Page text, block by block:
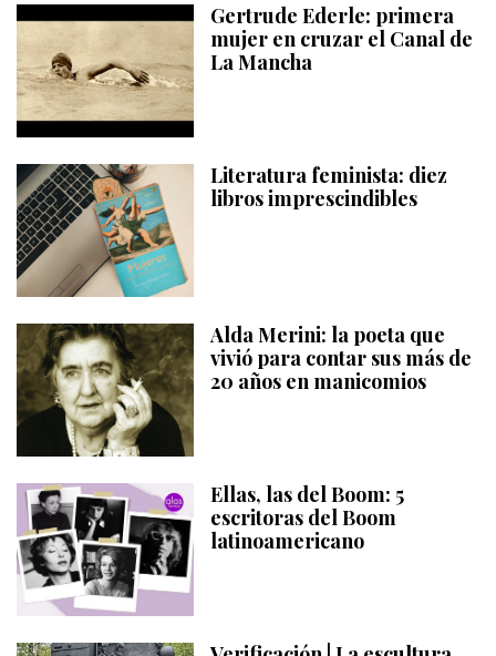
Gertrude Ederle: primera
mujer en cruzar el Canal de
La Mancha
Literatura feminista: diez
libros imprescindibles
Alda Merini: la poeta que
vivió para contar sus más de
20 años en manicomios
Ellas, las del Boom: 5
escritoras del Boom
latinoamericano